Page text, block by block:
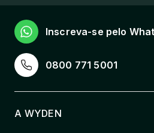
33 horas
TRAB. DE CONCLUSAO
33 horas
0800 771 5001
Inscreva-se pelo
A WYDEN